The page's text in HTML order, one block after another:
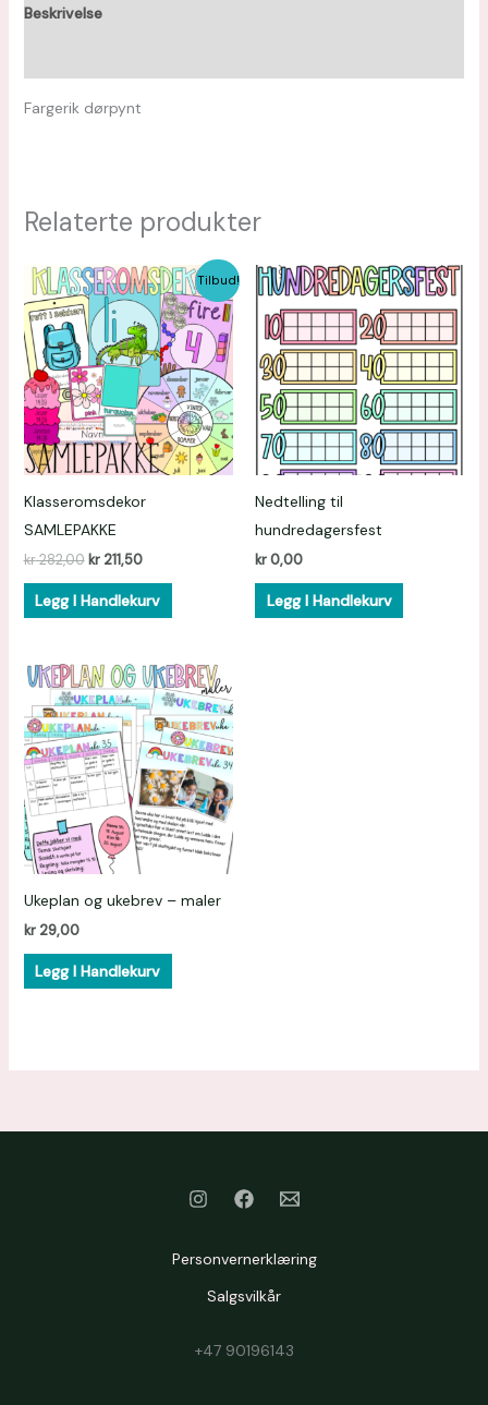
Beskrivelse
Fargerik dørpynt
Relaterte produkter
Tilbud!
Klasseromsdekor
SAMLEPAKKE
kr282,00
Opprinnelig
pris
var:
kr 282,00.
kr211,50
Nåværende
pris
er:
kr 211,50.
Legg I Handlekurv
Nedtelling til
hundredagersfest
kr0,00
Legg I Handlekurv
Ukeplan og ukebrev – maler
kr29,00
Legg I Handlekurv
Personvernerklæring
Salgsvilkår
+47 90196143